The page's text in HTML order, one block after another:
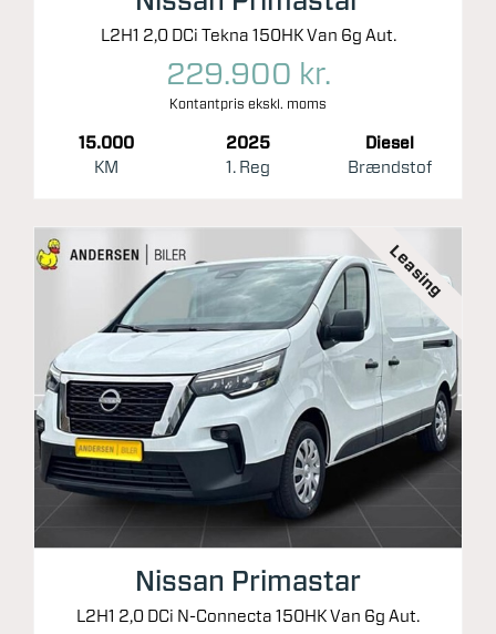
L2H1 2,0 DCi Tekna 150HK Van 6g Aut.
229.900 kr.
Kontantpris ekskl. moms
15.000
KM
2025
1. Reg
Diesel
Brændstof
Leasing
Nissan Primastar
L2H1 2,0 DCi N-Connecta 150HK Van 6g Aut.